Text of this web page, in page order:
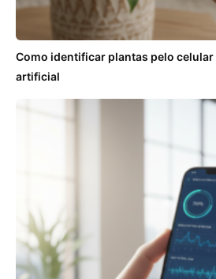
Como identificar plantas pelo
artificial